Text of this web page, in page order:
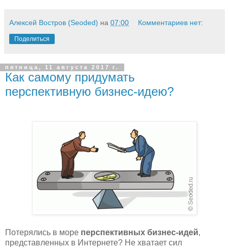
Алексей Востров (Seoded) на 07:00 Комментариев нет:
Поделиться
пятница, 11 августа 2017 г.
Как самому придумать
перспективную бизнес-идею?
Потерялись в море перспективных бизнес-идей,
представленных в Интернете? Не хватает сил